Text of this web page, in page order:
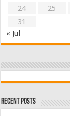
24
25
31
« Jul
Recent Posts